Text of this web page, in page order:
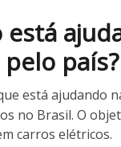
está
país?
está ajudando
no Brasil. O
carros elétricos.